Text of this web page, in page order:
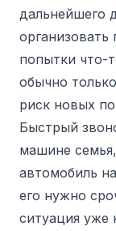
дальнейшего
организовать
попытки что-
обычно
риск новых
Быстрый
машине
автомобиль
его нужно
ситуация уже